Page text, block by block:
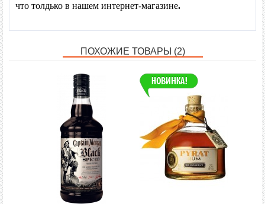
что толдько в нашем интернет-магазине.
ПОХОЖИЕ ТОВАРЫ (2)